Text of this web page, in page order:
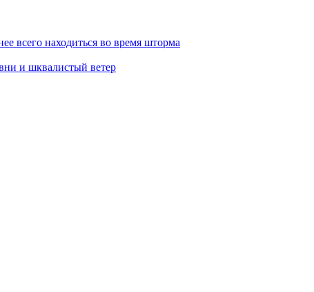
всего находиться во время шторма
и шквалистый ветер